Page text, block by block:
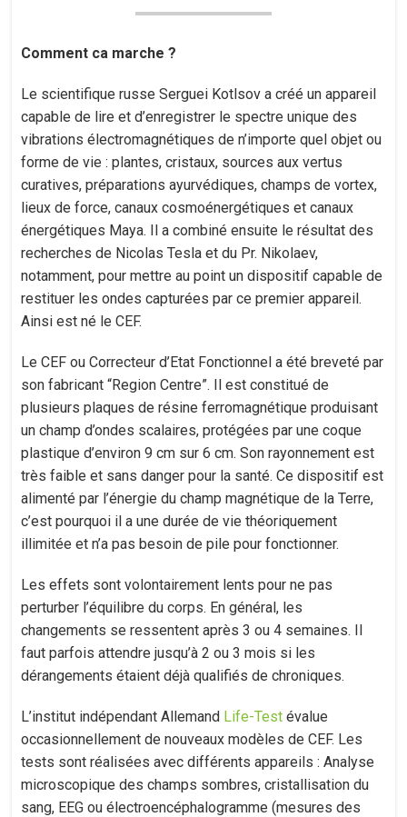
Comment ca marche ?
Le scientifique russe Serguei Kotlsov a créé un appareil
capable de lire et d’enregistrer le spectre unique des
vibrations électromagnétiques de n’importe quel objet ou
forme de vie : plantes, cristaux, sources aux vertus
curatives, préparations ayurvédiques, champs de vortex,
lieux de force, canaux cosmoénergétiques et canaux
énergétiques Maya. Il a combiné ensuite le résultat des
recherches de Nicolas Tesla et du Pr. Nikolaev,
notamment, pour mettre au point un dispositif capable de
restituer les ondes capturées par ce premier appareil.
Ainsi est né le CEF.
Le CEF ou Correcteur d’Etat Fonctionnel a été breveté par
son fabricant “Region Centre”. Il est constitué de
plusieurs plaques de résine ferromagnétique produisant
un champ d’ondes scalaires, protégées par une coque
plastique d’environ 9 cm sur 6 cm. Son rayonnement est
très faible et sans danger pour la santé. Ce dispositif est
alimenté par l’énergie du champ magnétique de la Terre,
c’est pourquoi il a une durée de vie théoriquement
illimitée et n’a pas besoin de pile pour fonctionner.
Les effets sont volontairement lents pour ne pas
perturber l’équilibre du corps. En général, les
changements se ressentent après 3 ou 4 semaines. Il
faut parfois attendre jusqu’à 2 ou 3 mois si les
dérangements étaient déjà qualifiés de chroniques.
L’institut indépendant Allemand Life-Test évalue
occasionnellement de nouveaux modèles de CEF. Les
tests sont réalisées avec différents appareils : Analyse
microscopique des champs sombres, cristallisation du
sang, EEG ou électroencéphalogramme (mesures des